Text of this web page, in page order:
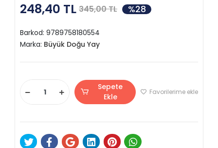
248,40 TL 345,00 TL %28
Barkod: 9789758180554
Marka: Büyük Doğu Yay
Sepete
Ekle
Favorilerime ekle